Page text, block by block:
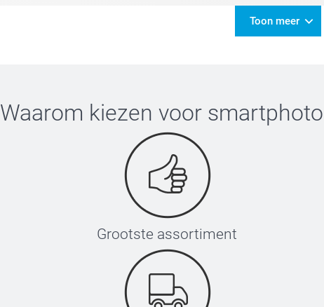
Toon meer
Waarom kiezen voor smartphoto
Grootste assortiment